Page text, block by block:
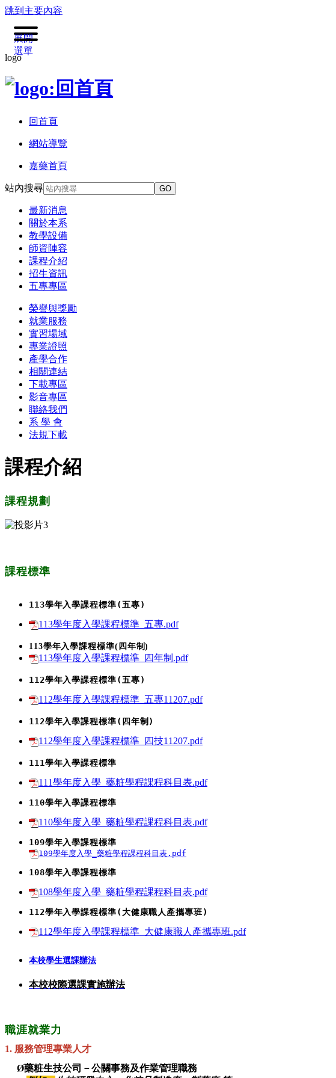
跳到主要內容
展開
選單
logo
回首頁
網站導覽
嘉藥首頁
站內搜尋 GO
最新消息
關於本系
教學設備
師資陣容
課程介紹
招生資訊
五專專區
榮譽與獎勵
就業服務
實習場域
專業證照
產學合作
相關連結
下載專區
影音專區
聯絡我們
系 學 會
法規下載
課程介紹
課程規劃
課程標準
113學年入學課程標準(五專)
113學年度入學課程標準_五專.pdf
113學年入學課程標準(四年制)
113學年度入學課程標準_四年制.pdf
112學年入學課程標準(五專)
112學年度入學課程標準_五專11207.pdf
112學年入學課程標準(四年制)
112學年度入學課程標準_四技11207.pdf
111學年入學課程標準
111學年度入學_藥粧學程課程科目表.pdf
110學年入學課程標準
110學年度入學_藥粧學程課程科目表.pdf
109學年度入學_藥粧學程課程科目表.pdf
108學年入學課程標準
108學年度入學_藥粧學程課程科目表.pdf
112學年入學課程標準(大健康職人產攜專班)
112學年度入學課程標準_大健康職人產攜專班.pdf
本校學生選課辦法
本校校際選課實施辦法
職涯就業力
1. 服務管理專業人才
Ø藥粧生技公司－公關事務及作業管理職務